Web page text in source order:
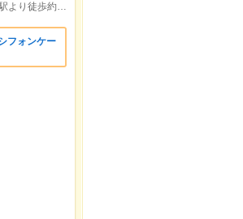
広電高須駅出口より徒歩約3分/東高須駅出口より徒歩約7分/JR西広島駅より徒歩約19分
フォンケー